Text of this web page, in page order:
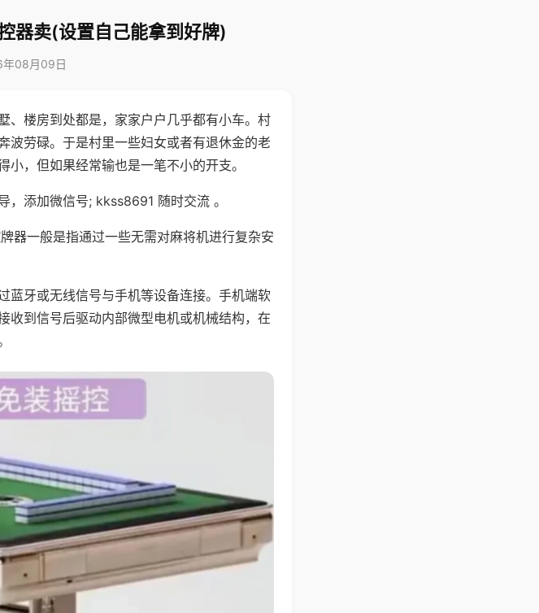
器卖(设置自己能拿到好牌)
年08月09日
、楼房到处都是，家家户户几乎都有小车。村
波劳碌。于是村里一些妇女或者有退休金的老
，但如果经常输也是一笔不小的开支。
，添加微信号; kkss8691 随时交流 。
器一般是指通过一些无需对麻将机进行复杂安
蓝牙或无线信号与手机等设备连接。手机端软
收到信号后驱动内部微型电机或机械结构，在